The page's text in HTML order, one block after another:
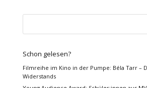
Schon gelesen?
Filmreihe im Kino in der Pumpe: Béla Tarr –
Widerstands